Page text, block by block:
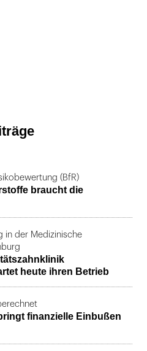
(BfR)
braucht die
in der Medizinische
heute ihren Betrieb
finanzielle Einbußen